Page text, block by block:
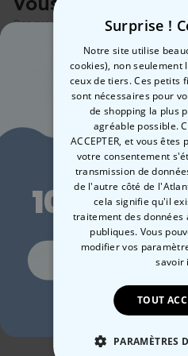
Ces produits pourraient aussi vous
Verre à gin personnalisé
19,99 €
10 % de
Oui,
Non merci, je n'aime
Surprise !
Notre site utilise
cookies), non seulement
ceux de tiers. Ces petits
sont nécessaires pour
de shopping la plus
agréable possible.
ACCEPTER, et vous
votre consentement
transmission de
de l'autre côté de
cela signifie qu'il
traitement des données
publiques. Vous
modifier vos
savoir
TOUT
PARAMÈTRES